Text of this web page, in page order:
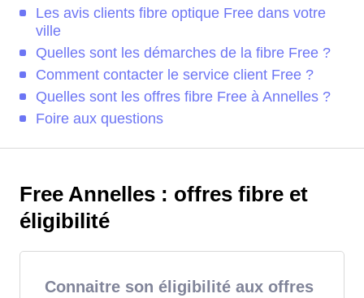
Les avis clients fibre optique Free dans votre
ville
Quelles sont les démarches de la fibre Free ?
Comment contacter le service client Free ?
Quelles sont les offres fibre Free à Annelles ?
Foire aux questions
Free Annelles : offres fibre et
éligibilité
Connaitre son éligibilité aux offres